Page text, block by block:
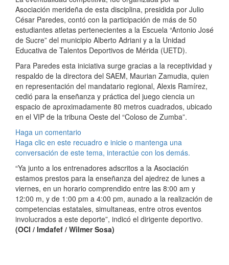
Asociación merideña de esta disciplina, presidida por Julio
César Paredes, contó con la participación de más de 50
estudiantes atletas pertenecientes a la Escuela “Antonio José
de Sucre” del municipio Alberto Adriani y a la Unidad
Educativa de Talentos Deportivos de Mérida (UETD).
Para Paredes esta iniciativa surge gracias a la receptividad y
respaldo de la directora del SAEM, Maurian Zamudia, quien
en representación del mandatario regional, Alexis Ramírez,
cedió para la enseñanza y práctica del juego ciencia un
espacio de aproximadamente 80 metros cuadrados, ubicado
en el VIP de la tribuna Oeste del “Coloso de Zumba”.
Haga un comentario
Haga clic en este recuadro e inicie o mantenga una
conversación de este tema, interactúe con los demás.
“Ya junto a los entrenadores adscritos a la Asociación
estamos prestos para la enseñanza del ajedrez de lunes a
viernes, en un horario comprendido entre las 8:00 am y
12:00 m, y de 1:00 pm a 4:00 pm, aunado a la realización de
competencias estatales, simultaneas, entre otros eventos
involucrados a este deporte”, indicó el dirigente deportivo.
(OCI / Imdafef / Wilmer Sosa)